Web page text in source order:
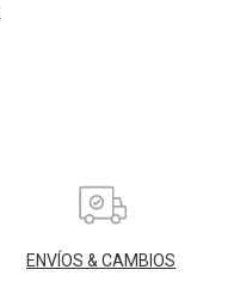
ENVÍOS & CAMBIOS